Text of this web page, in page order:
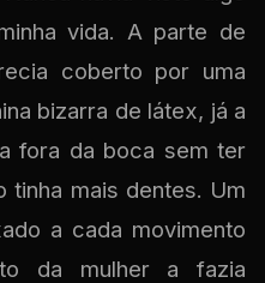
vida. A parte de
coberto por uma
bizarra de látex, já a
fora da boca sem ter
tinha mais dentes. Um
a cada movimento
da mulher a fazia